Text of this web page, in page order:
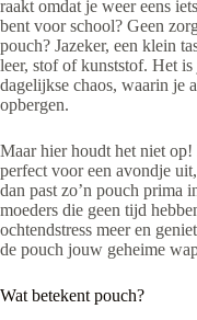
raakt omdat je weer eens
bent voor school? Geen
pouch? Jazeker, een klein
leer, stof of kunststof. Het
dagelijkse chaos, waarin je
opbergen.
Maar hier houdt het niet
perfect voor een avondje
dan past zo’n pouch prima
moeders die geen tijd
ochtendstress meer en
de pouch jouw geheime
Wat betekent pouch?